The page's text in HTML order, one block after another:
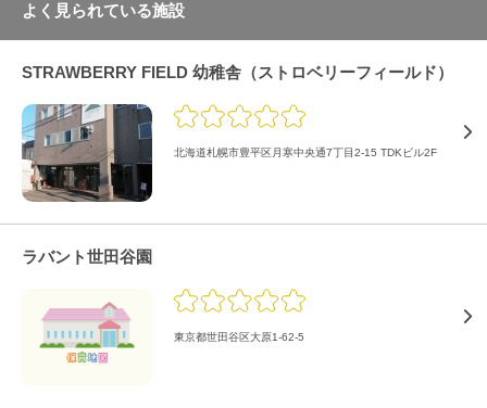
よく見られている施設
STRAWBERRY FIELD 幼稚舎（ストロベリーフィールド）
北海道札幌市豊平区月寒中央通7丁目2-15 TDKビル2F
ラバント世田谷園
東京都世田谷区大原1-62-5